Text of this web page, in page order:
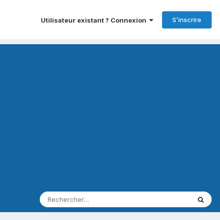
Utilisateur existant ? Connexion S’inscrire